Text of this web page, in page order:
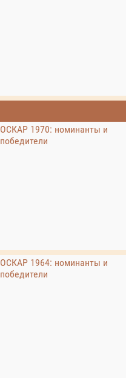
ОСКАР 1970: номинанты и
победители
ОСКАР 1964: номинанты и
победители